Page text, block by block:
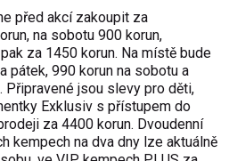
před akcí zakoupit za
na sobotu 900 korun,
za 1450 korun. Na místě bude
pátek, 990 korun na sobotu a
Připravené jsou slevy pro děti,
Exklusiv s přístupem do
za 4400 korun. Dvoudenní
kempech na dva dny lze aktuálně